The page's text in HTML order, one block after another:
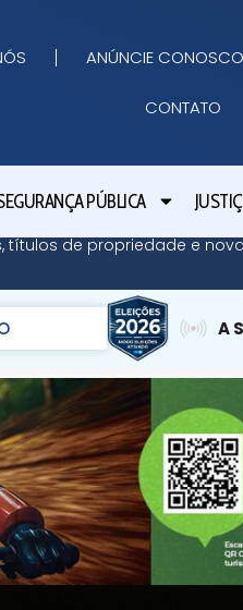
ANÚNCIE CONOSCO
CONTATO
PÚBLICA
títulos de propriedade e